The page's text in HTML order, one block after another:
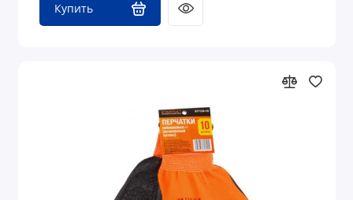
Купить